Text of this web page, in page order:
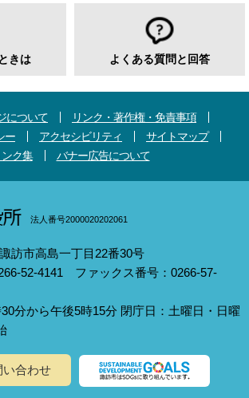
きは よくある質問と回答
について
リンク・著作権・免責事項
ー
アクセシビリティ
サイトマップ
ンク集
バナー広告について
法人番号2000020202061
訪市高島一丁目22番30号
52-4141 ファックス番号：0266-57-
分から午後5時15分 閉庁日：土曜日・日曜
い合わせ